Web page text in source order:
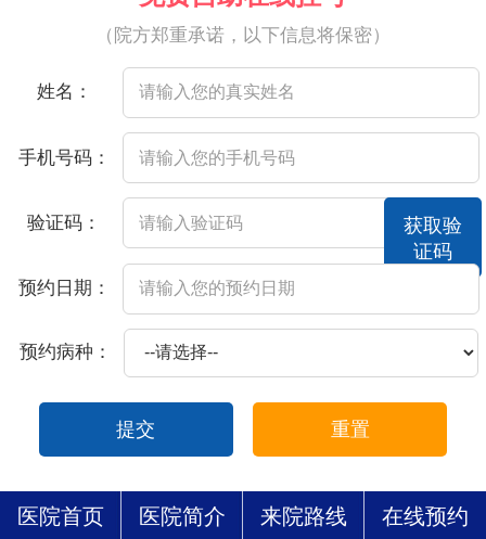
（院方郑重承诺，以下信息将保密）
姓名：
手机号码：
验证码：
获取验
证码
预约日期：
预约病种：
提交 重置
医院首页 医院简介 来院路线 在线预约